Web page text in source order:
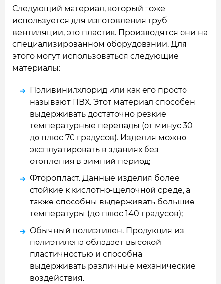
Следующий материал, который тоже
используется для изготовления труб
вентиляции, это пластик. Производятся они на
специализированном оборудовании. Для
этого могут использоваться следующие
материалы:
Поливинилхлорид или как его просто
называют ПВХ. Этот материал способен
выдерживать достаточно резкие
температурные перепады (от минус 30
до плюс 70 градусов). Изделия можно
эксплуатировать в зданиях без
отопления в зимний период;
Фторопласт. Данные изделия более
стойкие к кислотно-щелочной среде, а
также способны выдерживать большие
температуры (до плюс 140 градусов);
Обычный полиэтилен. Продукция из
полиэтилена обладает высокой
пластичностью и способна
выдерживать различные механические
воздействия.